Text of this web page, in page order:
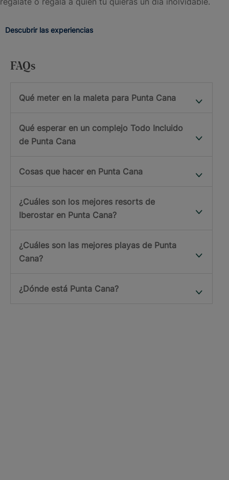
Descubrir las experiencias
FAQs
Qué meter en la maleta para Punta Cana
Qué esperar en un complejo Todo Incluido
de Punta Cana
Cosas que hacer en Punta Cana
¿Cuáles son los mejores resorts de
Iberostar en Punta Cana?
¿Cuáles son las mejores playas de Punta
Cana?
¿Dónde está Punta Cana?